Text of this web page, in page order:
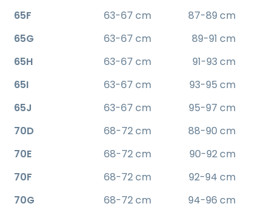
65F
63-67 cm
87-89 cm
65G
63-67 cm
89-91 cm
65H
63-67 cm
91-93 cm
65I
63-67 cm
93-95 cm
65J
63-67 cm
95-97 cm
70D
68-72 cm
88-90 cm
70E
68-72 cm
90-92 cm
70F
68-72 cm
92-94 cm
70G
68-72 cm
94-96 cm